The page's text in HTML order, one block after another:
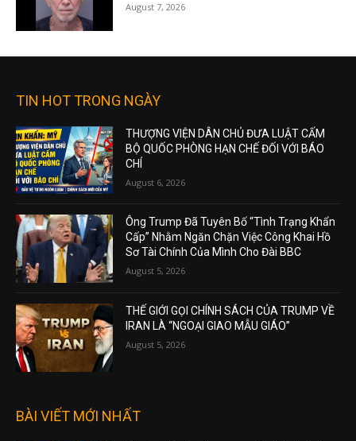
August 7, 2026
TIN HOT TRONG NGÀY
THƯỢNG VIỆN DÂN CHỦ ĐƯA LUẬT CẤM
BỘ QUỐC PHÒNG HẠN CHẾ ĐỐI VỚI BÁO
CHÍ
August 6, 2026
Ông Trump Đã Tuyên Bố “Tình Trạng Khẩn
Cấp” Nhằm Ngăn Chặn Việc Công Khai Hồ
Sơ Tài Chính Của Mình Cho Đài BBC
August 5, 2026
THẾ GIỚI GỌI CHÍNH SÁCH CỦA TRUMP VỀ
IRAN LÀ “NGOẠI GIAO MẪU GIÁO”
August 5, 2026
BÀI VIẾT MỚI NHẤT